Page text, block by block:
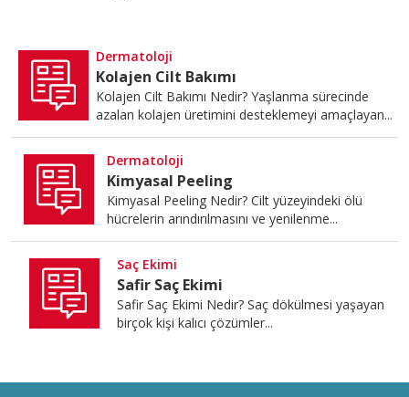
Dermatoloji
Kolajen Cilt Bakımı
Kolajen Cilt Bakımı Nedir? Yaşlanma sürecinde
azalan kolajen üretimini desteklemeyi amaçlayan...
Dermatoloji
Kimyasal Peeling
Kimyasal Peeling Nedir? Cilt yüzeyindeki ölü
hücrelerin arındırılmasını ve yenilenme...
Saç Ekimi
Safir Saç Ekimi
Safir Saç Ekimi Nedir? Saç dökülmesi yaşayan
birçok kişi kalıcı çözümler...